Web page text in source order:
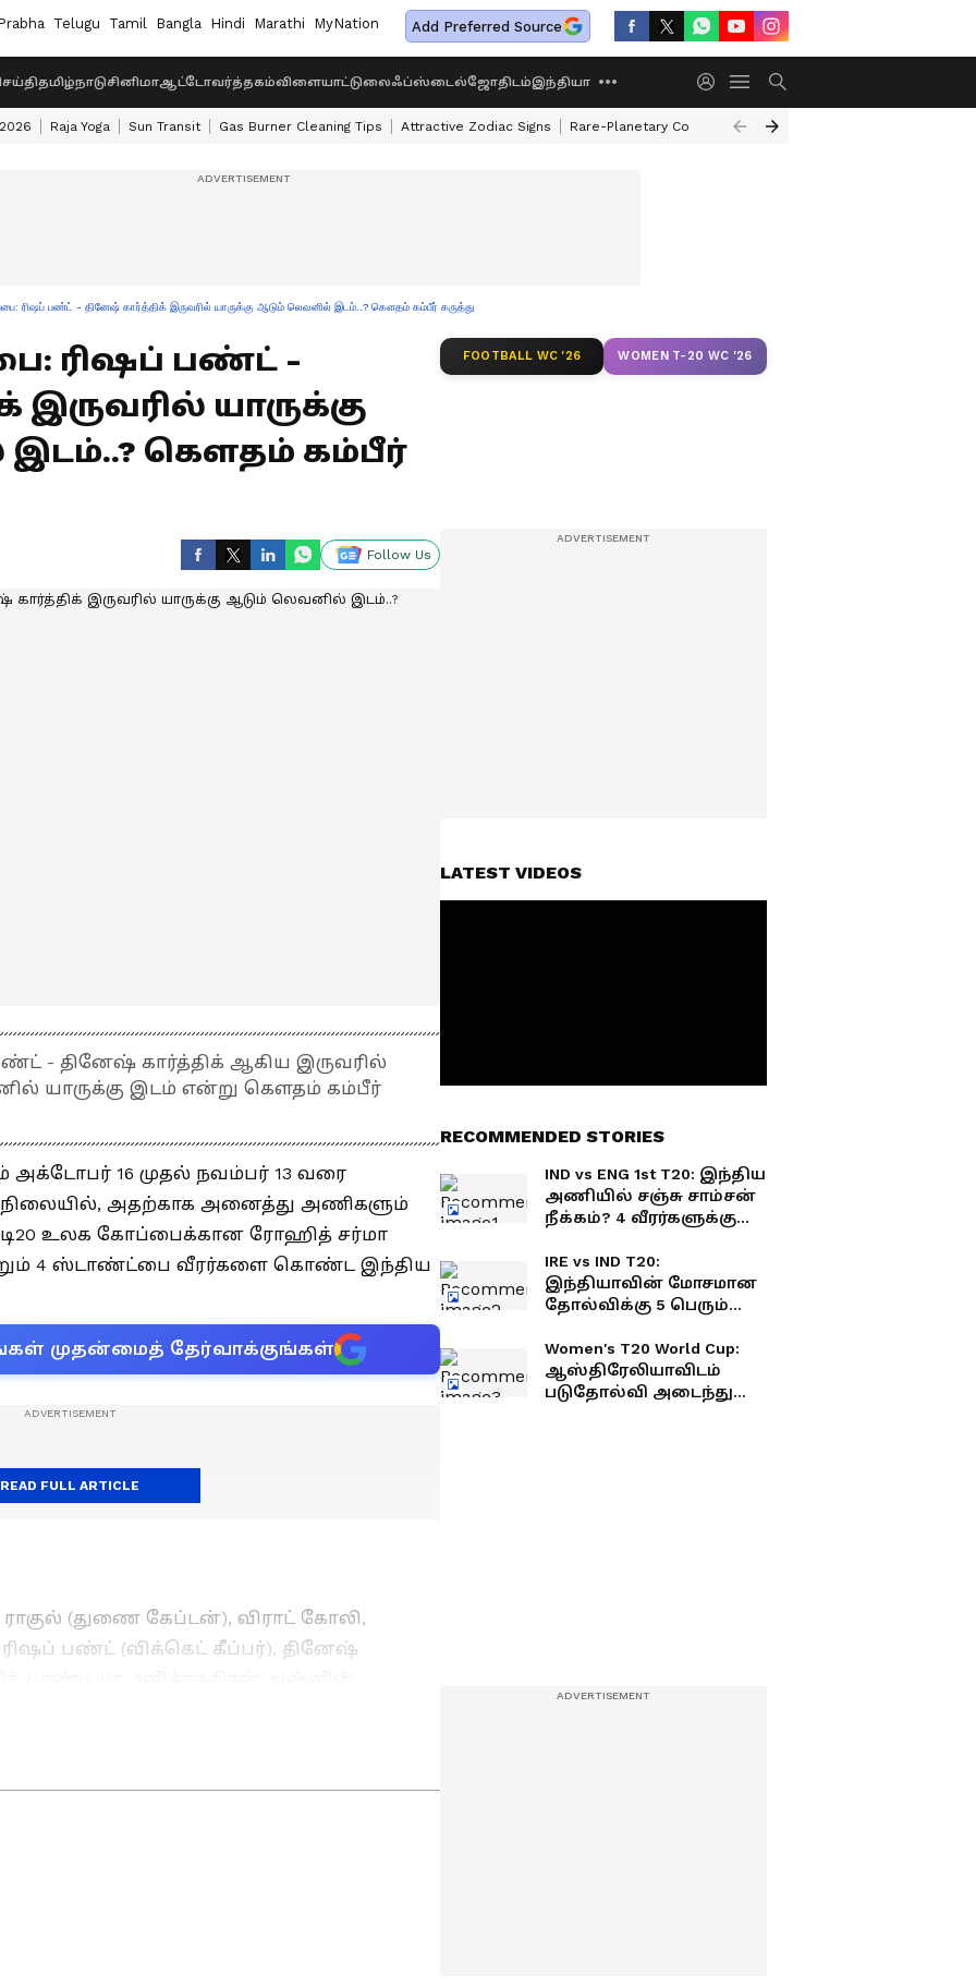
Telugu Tamil Bangla Hindi Marathi MyNation Add Preferred Source
தமிழ்நாடுசினிமாஆட்டோவர்த்தகம்விளையாட்டுலைஃப்ஸ்டைல்ஜோதிடம்இந்தியா
Raja Yoga Sun Transit Gas Burner Cleaning Tips Attractive Zodiac Signs Rare-Planetary Conjunction After 12 Years
ரிஷப் பண்ட் - தினேஷ் கார்த்திக் இருவரில் யாருக்கு ஆடும் லெவனில் இடம்..? கௌதம் கம்பீர் கருத்து
ரிஷப் பண்ட் -
இருவரில் யாருக்கு
கௌதம் கம்பீர்
Follow Us
- தினேஷ் கார்த்திக் ஆகிய இருவரில்
யாருக்கு இடம் என்று கௌதம் கம்பீர்
16 முதல் நவம்பர் 13 வரை
நிலையில், அதற்காக அனைத்து அணிகளும்
டி20 உலக கோப்பைக்கான ரோஹித் சர்மா
4 ஸ்டாண்ட்பை வீரர்களை கொண்ட இந்திய
முதன்மைத் தேர்வாக்குங்கள்
(துணை கேப்டன்), விராட் கோலி,
பண்ட் (விக்கெட் கீப்பர்), தினேஷ்
READ FULL ARTICLE
FOOTBALL WC '26 WOMEN T-20 WC '26
LATEST VIDEOS
RECOMMENDED STORIES
IND vs ENG 1st T20: இந்திய
அணியில் சஞ்சு சாம்சன்
நீக்கம்? 4 வீரர்களுக்கு
லெவன் இதோ!
IRE vs IND T20:
இந்தியாவின் மோசமான
தோல்விக்கு 5 பெரும்
வீரர்கள் படுமோசம்!
Women's T20 World Cup:
ஆஸ்திரேலியாவிடம்
படுதோல்வி அடைந்து